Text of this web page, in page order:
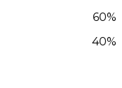
60%
40%